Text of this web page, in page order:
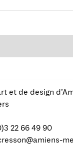
et de design
22 66 49 90